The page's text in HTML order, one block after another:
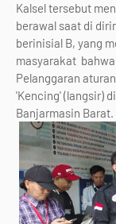
Kalsel tersebut
berawal saat di
berinisial B, yang
masyarakat
Pelanggaran
'Kencing' (langsir)
Banjarmasin Barat.